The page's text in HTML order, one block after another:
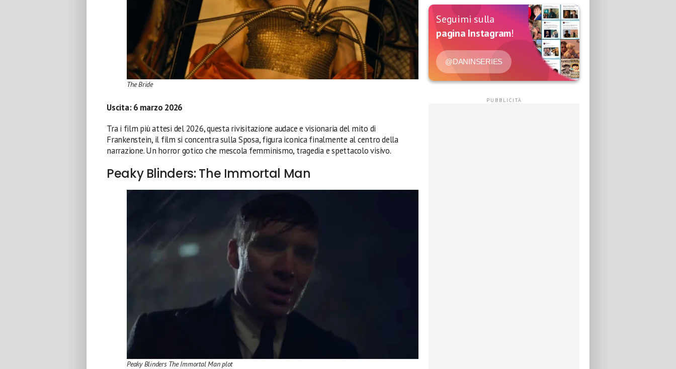
The Bride
Uscita: 6 marzo 2026
Tra i film più attesi del 2026, questa rivisitazione audace e visionaria del mito di
Frankenstein, il film si concentra sulla Sposa, figura iconica finalmente al centro della
narrazione. Un horror gotico che mescola femminismo, tragedia e spettacolo visivo.
Peaky Blinders: The Immortal Man
Peaky Blinders The Immortal Man plot
Seguimi sulla
pagina Instagram!
@DANINSERIES